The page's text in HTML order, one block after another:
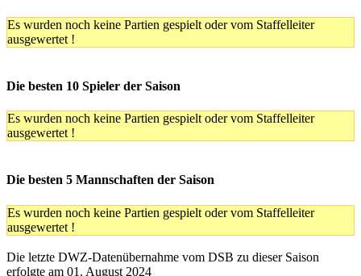
Es wurden noch keine Partien gespielt oder vom Staffelleiter
ausgewertet !
Die besten 10 Spieler der Saison
Es wurden noch keine Partien gespielt oder vom Staffelleiter
ausgewertet !
Die besten 5 Mannschaften der Saison
Es wurden noch keine Partien gespielt oder vom Staffelleiter
ausgewertet !
Die letzte DWZ-Datenübernahme vom DSB zu dieser Saison
erfolgte am 01. August 2024